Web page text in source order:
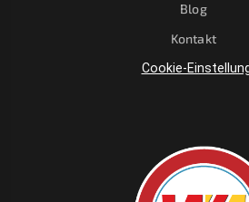
Blog
Kontakt
Cookie-